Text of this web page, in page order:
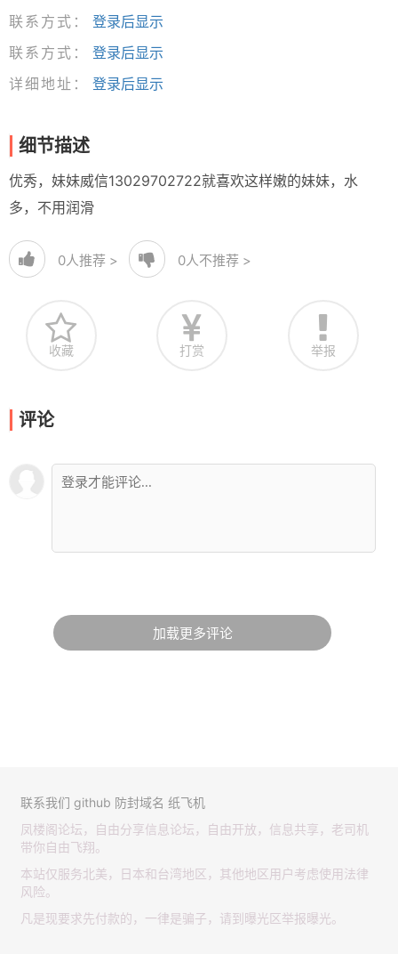
联系方式：
登录后显示
联系方式：
登录后显示
详细地址：
登录后显示
细节描述
优秀，妹妹威信13029702722就喜欢这样嫩的妹妹，水
多，不用润滑
0人推荐 > 0人不推荐 >
收藏 打赏 举报
评论
加载更多评论
联系我们 github 防封域名 纸飞机
凤楼阁论坛，自由分享信息论坛，自由开放，信息共享，老司机
带你自由飞翔。
本站仅服务北美，日本和台湾地区，其他地区用户考虑使用法律
风险。
凡是现要求先付款的，一律是骗子，请到曝光区举报曝光。